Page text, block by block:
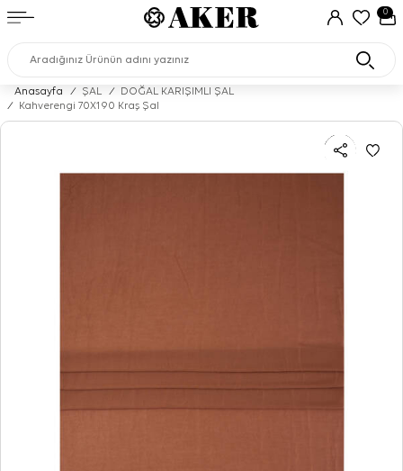
0
Anasayfa / ŞAL /
DOĞAL KARIŞIMLI ŞAL
/
Kahverengi 70X190 Kraş Şal